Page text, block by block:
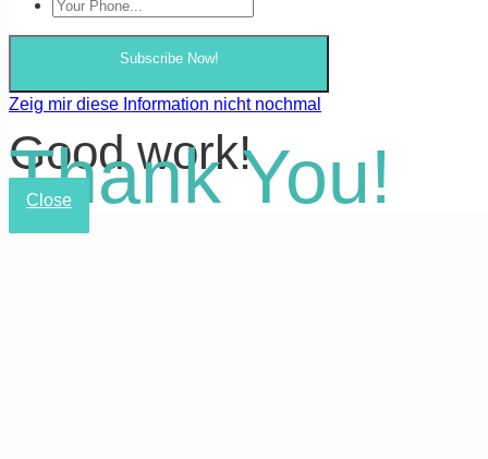
Subscribe Now!
Zeig mir diese Information nicht nochmal
Good work!
Thank You!
Close